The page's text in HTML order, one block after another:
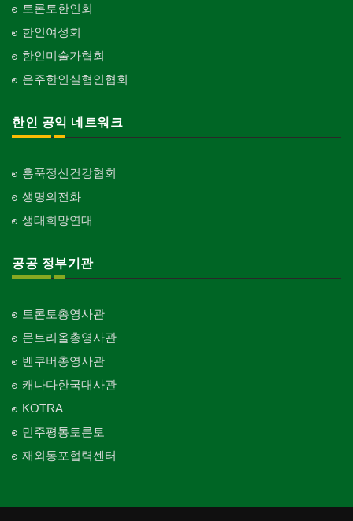
토론토한인회
한인여성회
한인미술가협회
온주한인실협인협회
한인 공익 네트워크
홍푹정신건강협회
생명의전화
생태희망연대
공공 정부기관
토론토총영사관
몬트리올총영사관
벤쿠버총영사관
캐나다한국대사관
KOTRA
민주평통토론토
재외통포협력센터